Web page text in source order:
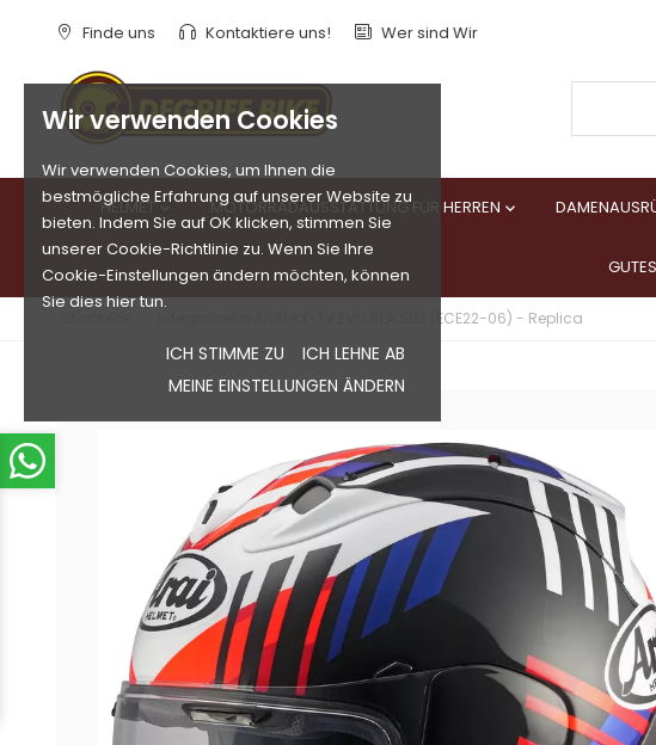
Wir verwenden Cookies
Wir verwenden Cookies, um Ihnen die
bestmögliche Erfahrung auf unserer Website zu
bieten. Indem Sie auf OK klicken, stimmen Sie
unserer Cookie-Richtlinie zu. Wenn Sie Ihre
Cookie-Einstellungen ändern möchten, können
Sie dies hier tun.
ICH STIMME ZU
ICH LEHNE AB
MEINE EINSTELLUNGEN ÄNDERN
Finde uns Kontaktiere uns! Wer sind Wir
HELMET MOTORRADAUSSTATTUNG FÜR HERREN 
Integralhelm ARAI RX-7V EVO REA SB3 (ECE22-06) - Replica